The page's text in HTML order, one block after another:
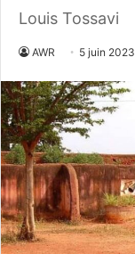
Louis Tossavi
AWR 5 juin 2023